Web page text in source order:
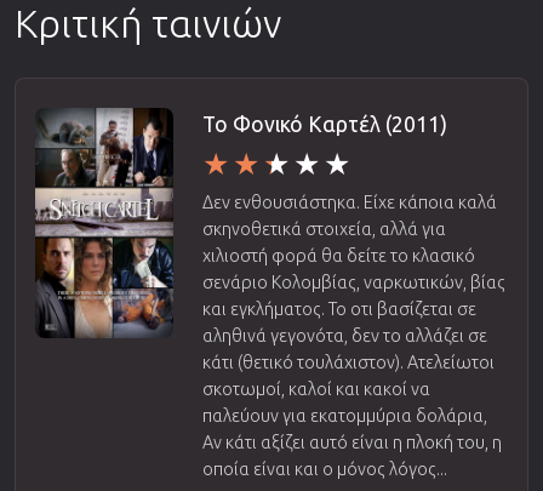
Κριτική ταινιών
Το Φονικό Καρτέλ (2011)
Δεν ενθουσιάστηκα. Είχε κάποια καλά
σκηνοθετικά στοιχεία, αλλά για
χιλιοστή φορά θα δείτε το κλασικό
σενάριο Κολομβίας, ναρκωτικών, βίας
και εγκλήματος. Το οτι βασίζεται σε
αληθινά γεγονότα, δεν το αλλάζει σε
κάτι (θετικό τουλάχιστον). Ατελείωτοι
σκοτωμοί, καλοί και κακοί να
παλεύουν για εκατομμύρια δολάρια,
Αν κάτι αξίζει αυτό είναι η πλοκή του, η
οποία είναι και ο μόνος λόγος...